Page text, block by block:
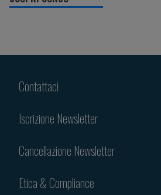
Contattaci
Iscrizione Newsletter
Cancellazione Newsletter
Etica & Compliance